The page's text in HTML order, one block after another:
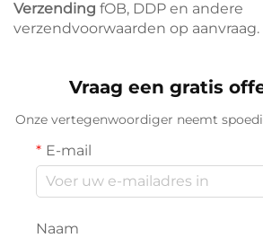
Verzending fOB, DDP en andere
verzendvoorwaarden op aanvraag.
Vraag een gratis
Onze vertegenwoordiger neemt
E-mail
Naam